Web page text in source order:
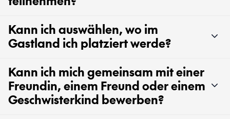
Kann ich auswählen, wo im
Gastland ich platziert werde?
Kann ich mich gemeinsam mit einer
Freundin, einem Freund oder einem
Geschwisterkind bewerben?